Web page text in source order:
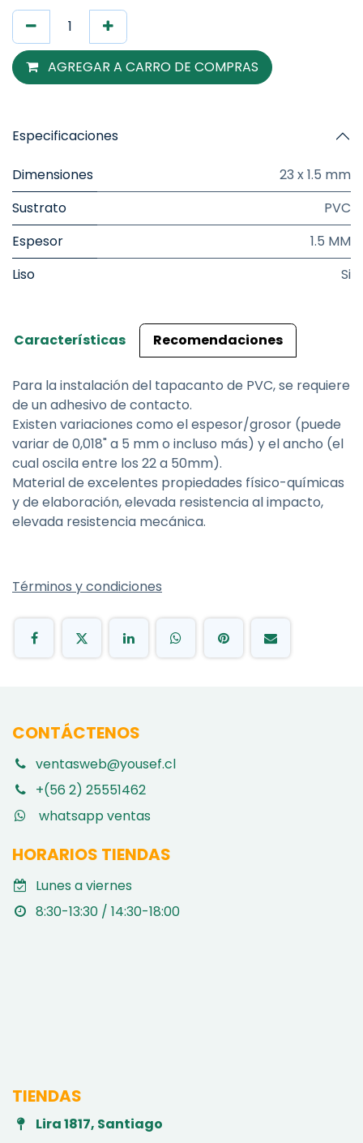
AGREGAR A CARRO DE COMPRAS
Especificaciones
Dimensiones
23 x 1.5 mm
Sustrato
PVC
Espesor
1.5 MM
Liso
Si
Características Recomendaciones
Para la instalación del tapacanto de PVC, se requiere
de un adhesivo de contacto.
Existen variaciones como el espesor/grosor (puede
variar de 0,018" a 5 mm o incluso más) y el ancho (el
cual oscila entre los 22 a 50mm).
Material de excelentes propiedades físico-químicas
y de elaboración, elevada resistencia al impacto,
elevada resistencia mecánica.
Términos y condiciones
CONTÁCTENOS
ventasweb@yousef.cl
+(56 2) 25551462
whatsapp ventas
HORARIOS TIENDAS
Lunes a viernes
8:30-13:30 / 14:30-18:00
TIENDAS
Lira 1817, Santiago